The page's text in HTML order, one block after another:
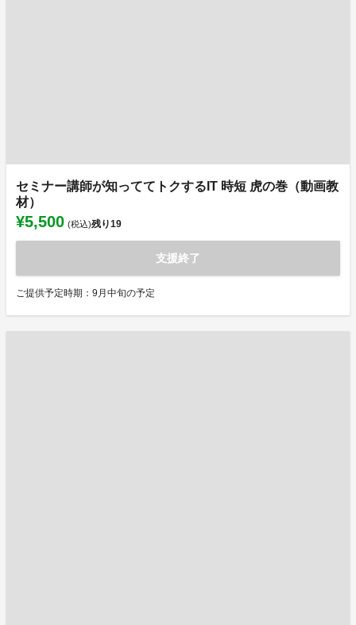
セミナー講師が知っててトクするIT 時短 虎の巻（動画教
材）
¥5,500 (税込)残り19
支援終了
ご提供予定時期：9月中旬の予定